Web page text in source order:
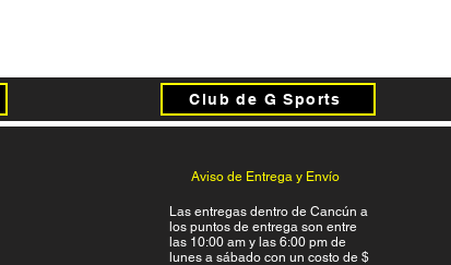
Club de G Sports
Aviso de Entrega y Envío
Las entregas dentro de Cancún a
los puntos de entrega son entre
las 10:00 am y las 6:00 pm de
lunes a sábado con un costo de $